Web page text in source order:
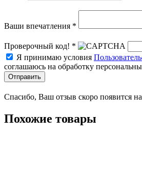
Ваши впечатления *
Проверочный код! *
Я принимаю условия
соглашаюсь на обработку
Отправить
Спасибо, Ваш отзыв скоро появится
Похожие товары